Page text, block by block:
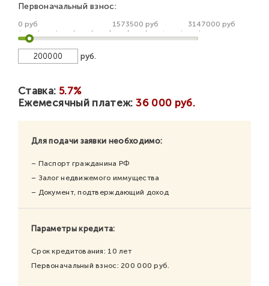
Первоначальный взнос:
0 руб 1573500 руб 3147000 руб
руб.
Ставка: 5.7%
Ежемесячный платеж:36 000 руб.
Для подачи заявки необходимо:
– Паспорт гражданина РФ
– Залог недвижемого иммущества
– Документ, подтверждающий доход
Параметры кредита:
Срок кредитования: 10 лет
Первоначальный взнос: 200 000 руб.